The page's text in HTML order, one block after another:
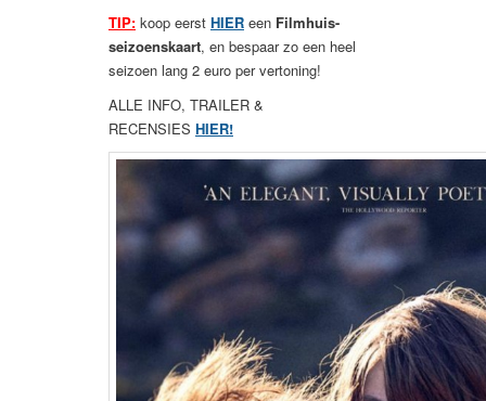
TIP: koop eerst HIER een Filmhuis-
seizoenskaart, en bespaar zo een heel
seizoen lang 2 euro per vertoning!
ALLE INFO, TRAILER &
RECENSIES HIER!